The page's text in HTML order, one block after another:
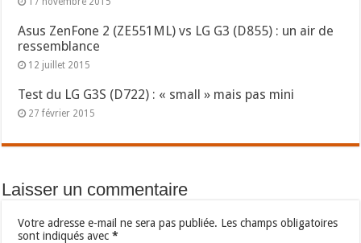
Asus ZenFone 2 (ZE551ML) vs LG G3 (D855) : un air de
ressemblance
12 juillet 2015
Test du LG G3S (D722) : « small » mais pas mini
27 février 2015
Laisser un commentaire
Votre adresse e-mail ne sera pas publiée. Les champs obligatoires
sont indiqués avec*